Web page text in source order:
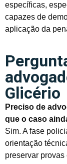
específicas,
capazes de
aplicação da
Glicério
Preciso de
que o caso
Sim. A fase
orientação
preservar